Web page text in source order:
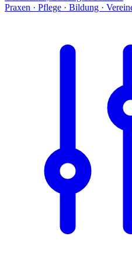
Praxen · Pflege · Bildung ·